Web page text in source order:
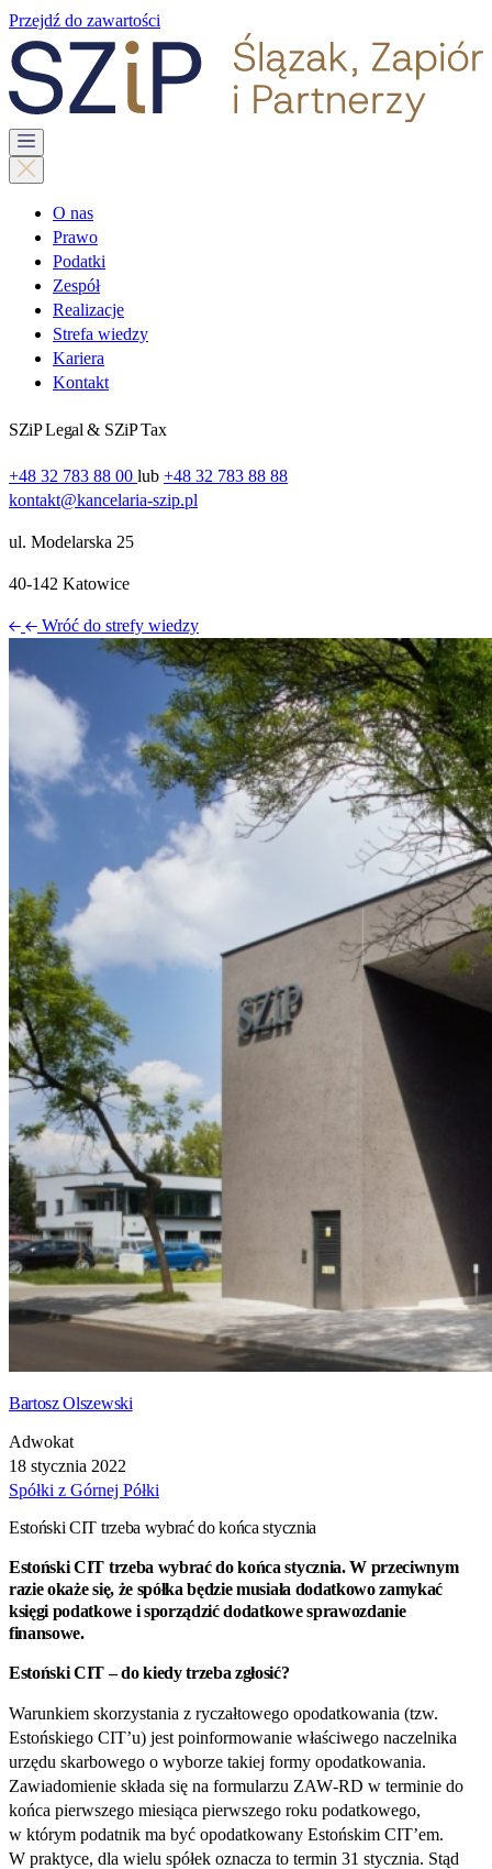
Przejdź do zawartości
O nas
Prawo
Podatki
Zespół
Realizacje
Strefa wiedzy
Kariera
Kontakt
SZiP Legal & SZiP Tax
+48 32 783 88 00 lub +48 32 783 88 88
kontakt@kancelaria-szip.pl
ul. Modelarska 25
40‑142 Katowice
Wróć do strefy wiedzy
Bartosz Olszewski
Adwokat
18 stycznia 2022
Spółki z Górnej Półki
Estoński CIT trzeba wybrać do końca stycznia
Estoński CIT trzeba wybrać do końca stycznia. W przeciwnym
razie okaże się, że spółka będzie musiała dodatkowo zamykać
księgi podatkowe i sporządzić dodatkowe sprawozdanie
finansowe.
Estoński CIT – do kiedy trzeba zgłosić?
Warunkiem skorzystania z ryczałtowego opodatkowania (tzw.
Estońskiego CIT’u) jest poinformowanie właściwego naczelnika
urzędu skarbowego o wyborze takiej formy opodatkowania.
Zawiadomienie składa się na formularzu ZAW‑RD w terminie do
końca pierwszego miesiąca pierwszego roku podatkowego,
w którym podatnik ma być opodatkowany Estońskim CIT’em.
W praktyce, dla wielu spółek oznacza to termin 31 stycznia. Stąd